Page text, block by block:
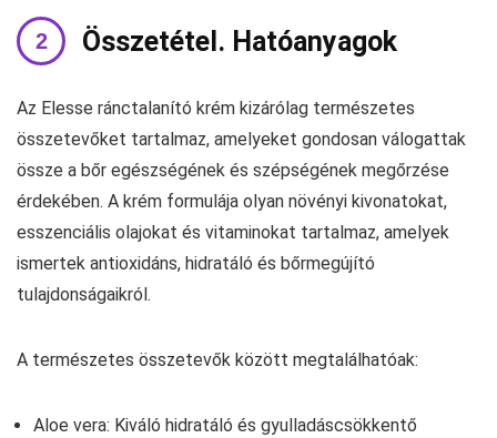
Összetétel. Hatóanyagok
Az Elesse ránctalanító krém kizárólag természetes
összetevőket tartalmaz, amelyeket gondosan válogattak
össze a bőr egészségének és szépségének megőrzése
érdekében. A krém formulája olyan növényi kivonatokat,
esszenciális olajokat és vitaminokat tartalmaz, amelyek
ismertek antioxidáns, hidratáló és bőrmegújító
tulajdonságaikról.
A természetes összetevők között megtalálhatóak:
Aloe vera: Kiváló hidratáló és gyulladáscsökkentő